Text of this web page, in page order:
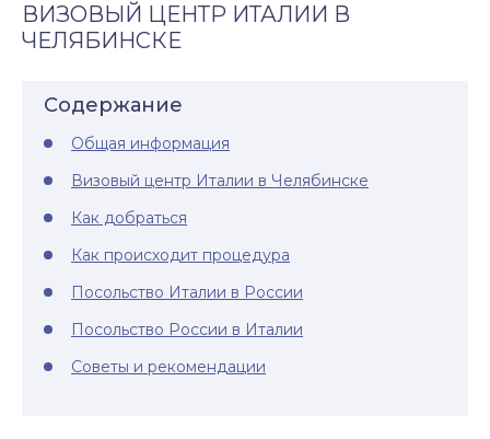
ВИЗОВЫЙ ЦЕНТР ИТАЛИИ В
ЧЕЛЯБИНСКЕ
Содержание
Общая информация
Визовый центр Италии в Челябинске
Как добраться
Как происходит процедура
Посольство Италии в России
Посольство России в Италии
Советы и рекомендации